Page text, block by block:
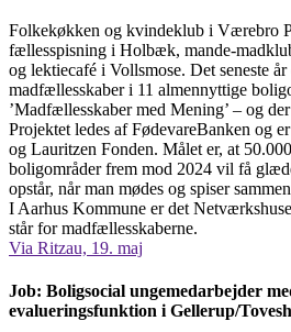
Folkekøkken og kvindeklub i Værebro
fællesspisning i Holbæk, mande-
og lektiecafé i Vollsmose. Det seneste år
madfællesskaber i 11 almennyttige
’Madfællesskaber med Mening’ – og
Projektet ledes af FødevareBanken og
og Lauritzen Fonden. Målet er, at
boligområder frem mod 2024 vil få
opstår, når man mødes og spiser
I Aarhus Kommune er det
står for madfællesskaberne.
Via Ritzau, 19. maj
Job: Boligsocial ungemedarbejder
evalueringsfunktion i Gellerup/